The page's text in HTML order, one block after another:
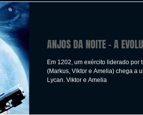
ANJOS DA NOITE - A
Em 1202, um exército liderado por
(Markus, Viktor e Amelia) chega a
Lycan. Viktor e Amelia